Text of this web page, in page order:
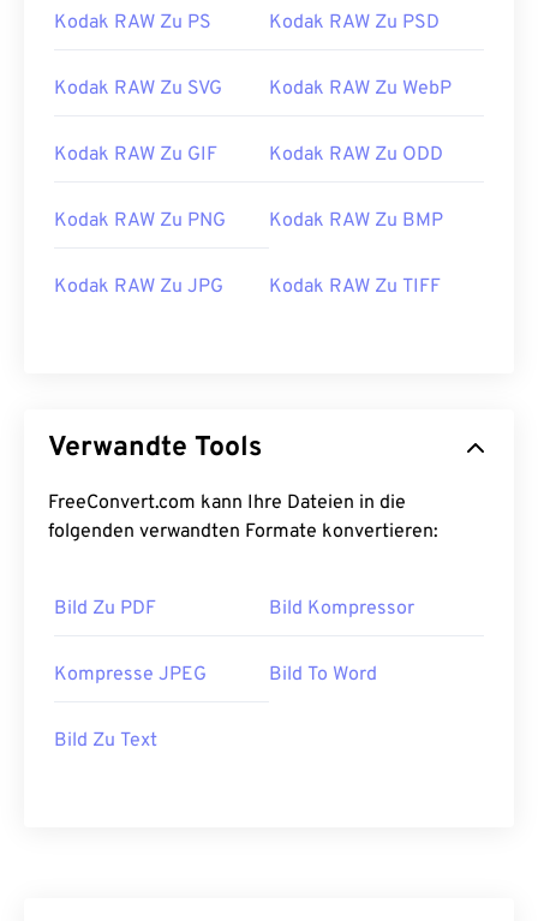
Kodak RAW Zu PS Kodak RAW Zu PSD
Kodak RAW Zu SVG Kodak RAW Zu WebP
Kodak RAW Zu GIF Kodak RAW Zu ODD
Kodak RAW Zu PNG Kodak RAW Zu BMP
Kodak RAW Zu JPG Kodak RAW Zu TIFF
Verwandte Tools
FreeConvert.com kann Ihre Dateien in die
folgenden verwandten Formate konvertieren:
Bild Zu PDF Bild Kompressor
Kompresse JPEG Bild To Word
Bild Zu Text